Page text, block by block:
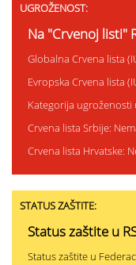
UGROŽENOST:
Na "Crvenoj listi"
Globalna Crvena lista
Evropska Crvena lista
Kategorija ugroženosti
Crvena lista Srbije:
Crvena lista Hrvatske:
STATUS ZAŠTITE:
Status zaštite u
Status zaštite u